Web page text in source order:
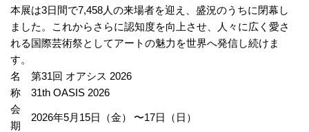
本展は3日間で7,458人の来場者を迎え、盛況のうちに閉幕し
ました。これからさらに認知度を向上させ、人々に広く愛さ
れる国際芸術祭としてアートの魅力を世界へ発信し続けま
す。
名
称
第31回 オアシス 2026
31th OASIS 2026
会
期
2026年5月15日（金） 〜17日（日）